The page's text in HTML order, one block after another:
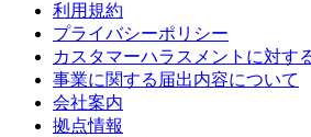
利用規約
プライバシーポリシー
カスタマーハラスメントに対す
事業に関する届出内容について
会社案内
拠点情報